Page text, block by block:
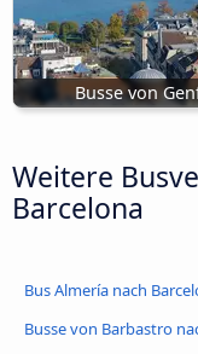
Busse von
Weitere
Barcelona
Bus Almería nach
Busse von Barbastro